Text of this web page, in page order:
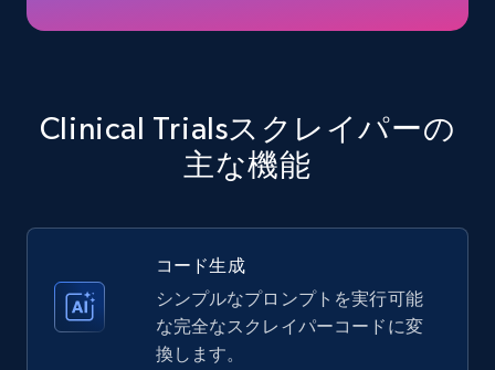
Title, Seller name, Brand, Description, Initial
price, Currency, Availability, Reviews count, and
35.2K+ 5.7K+ 無料トライアル
Amazon products - find products by using
upc numbers
Clinical Trialsスクレイパーの
主な機能
コード生成
シンプルなプロンプトを実行可能
な完全なスクレイパーコードに変
換します。